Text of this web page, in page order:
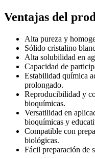
Ventajas del
Alta pureza y
Sólido cristalino
Alta solubilidad en
Capacidad de
Estabilidad química
prolongado.
Reproducibilidad y
bioquímicas.
Versatilidad en
bioquímicas y
Compatible con
biológicas.
Fácil preparación de